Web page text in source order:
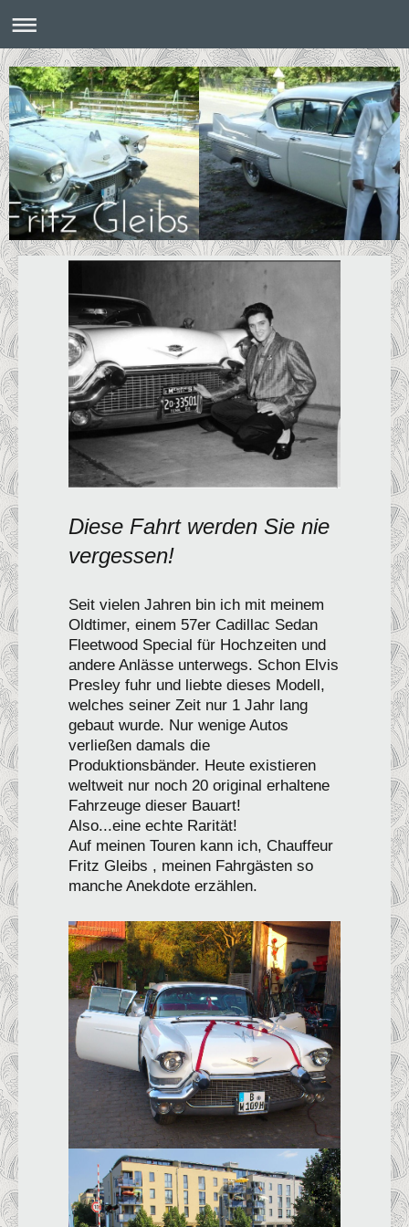
Diese Fahrt werden Sie nie
vergessen!
Seit vielen Jahren bin ich mit meinem
Oldtimer, einem 57er Cadillac Sedan
Fleetwood Special für Hochzeiten und
andere Anlässe unterwegs. Schon Elvis
Presley fuhr und liebte dieses Modell,
welches seiner Zeit nur 1 Jahr lang
gebaut wurde. Nur wenige Autos
verließen damals die
Produktionsbänder. Heute existieren
weltweit nur noch 20 original erhaltene
Fahrzeuge dieser Bauart!
Also...eine echte Rarität!
Auf meinen Touren kann ich, Chauffeur
Fritz Gleibs , meinen Fahrgästen so
manche Anekdote erzählen.